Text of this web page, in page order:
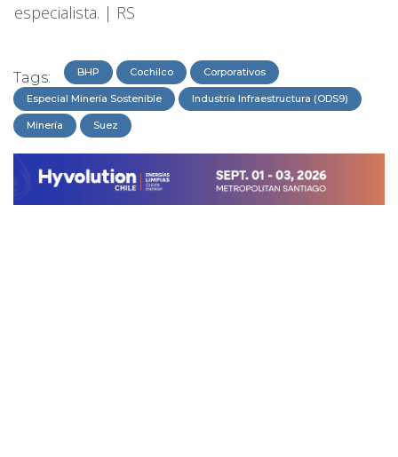
especialista. | RS
Tags: BHP Cochilco Corporativos
Especial Minería Sostenible Industria Infraestructura (ODS9)
Minería Suez